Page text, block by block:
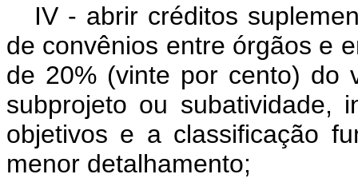
IV - abrir créditos
de convênios entre órgãos e
de 20% (vinte por cento) do
subprojeto ou subatividade,
objetivos e a classificação
menor detalhamento;